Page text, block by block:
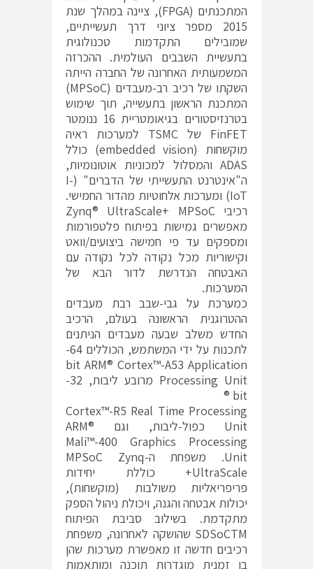
המתכנתים (FPGA), ציינה במהלך שנת
2015 מספר ציוני דרך תעשייתיים,
שמובילים התקדמות טכנולוגית
בתעשיית השבבים העולמית. ההכרזה
המשמעותית האחרונה של החברה הייתה
השקתו של רכיב רב-מעבדים (MPSoC)
המתכנת הראשון בתעשייה, תוך שימוש
בטרנזיסטורים בגיאומטריית 16 ננומטר
FinFET של TSMC למערכות ראיה
מוקשחות (embedded vision) כולל
ADAS והמסלול למכוניות אוטונומיות,
ה"אינטרנט התעשייתי של הדברים" (I-
IoT) ומערכות אלחוטיות מהדור החמישי.
רכיבי Zynq® UltraScale+ MPSoC
מאפשרים גמישות בפיתוח פלטפורמות
ומספקים עד פי חמישה ביצועים/וואט
וקישוריות מכל נקודה לכל נקודה עם
האבטחה הנדרשת לדור הבא של
המערכות.
כמערכת על גבי-שבב רבת מעבדים
ההטרוגנית הראשונה בעולם, הרכיב
החדש משלב שבעה מעבדים הניתנים
לתכנות על ידי המשתמש, הכוללים 64-
bit ARM® Cortex™-A53 Application
Processing Unit מרובע ליבות, 32-
bit ®
Cortex™-R5 Real Time Processing
Unit כפול-ליבות, וגם ARM®
Mali™-400 Graphics Processing
Unit. משפחת ה-MPSoC Zynq
UltraScale+ כוללת יחידות
פריפריאליות משולבות (מוקשחות),
יכולות אבטחה והגנה, ויכולת ניהול הספק
מתקדמת. בשילוב סביבת הפיתוח
SDSoCTM שהושקה לאחרונה, משפחת
רכיבים חדשה זו מאפשרת מערכות שהן
בו זמנית מוגדרות תוכנה ומותאמות